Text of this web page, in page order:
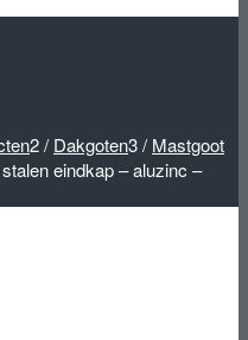
2/ Dakgoten3/ Mastgoot
eindkap – aluzinc –